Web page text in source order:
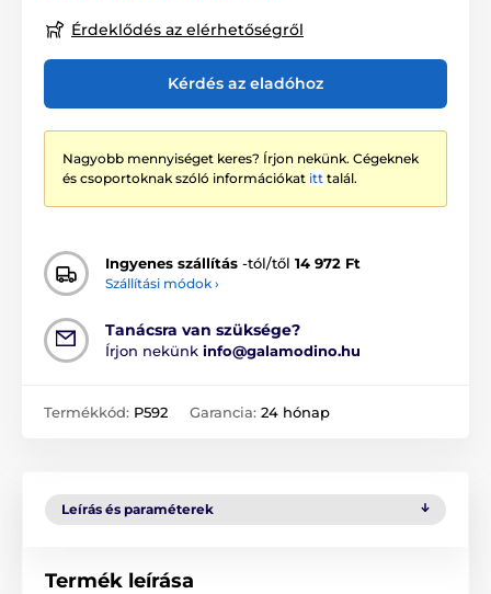
Érdeklődés az elérhetőségről
Kérdés az eladóhoz
Nagyobb mennyiséget keres? Írjon nekünk. Cégeknek
és csoportoknak szóló információkat itt talál.
Ingyenes szállítás -tól/től 14 972 Ft
Szállítási módok ›
Tanácsra van szüksége?
Írjon nekünk info@galamodino.hu
Termékkód: P592 Garancia: 24 hónap
Leírás és paraméterek
Termék leírása